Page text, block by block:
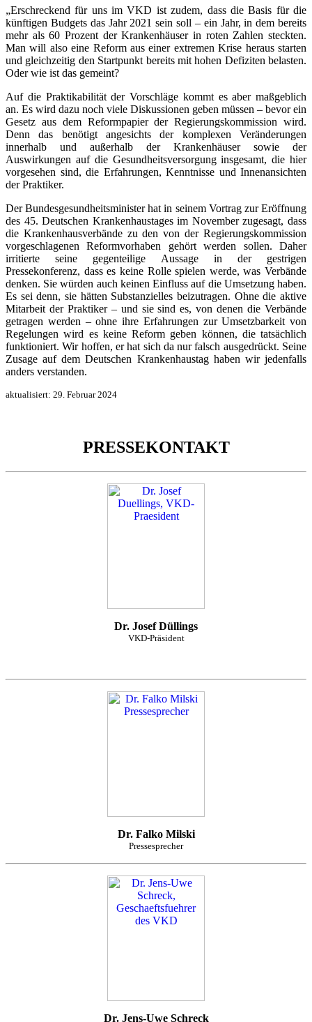
„Erschreckend für uns im VKD ist zudem, dass die Basis für die
künftigen Budgets das Jahr 2021 sein soll – ein Jahr, in dem bereits
mehr als 60 Prozent der Krankenhäuser in roten Zahlen steckten.
Man will also eine Reform aus einer extremen Krise heraus starten
und gleichzeitig den Startpunkt bereits mit hohen Defiziten belasten.
Oder wie ist das gemeint?
Auf die Praktikabilität der Vorschläge kommt es aber maßgeblich
an. Es wird dazu noch viele Diskussionen geben müssen – bevor ein
Gesetz aus dem Reformpapier der Regierungskommission wird.
Denn das benötigt angesichts der komplexen Veränderungen
innerhalb und außerhalb der Krankenhäuser sowie der
Auswirkungen auf die Gesundheitsversorgung insgesamt, die hier
vorgesehen sind, die Erfahrungen, Kenntnisse und Innenansichten
der Praktiker.
Der Bundesgesundheitsminister hat in seinem Vortrag zur Eröffnung
des 45. Deutschen Krankenhaustages im November zugesagt, dass
die Krankenhausverbände zu den von der Regierungskommission
vorgeschlagenen Reformvorhaben gehört werden sollen. Daher
irritierte seine gegenteilige Aussage in der gestrigen
Pressekonferenz, dass es keine Rolle spielen werde, was Verbände
denken. Sie würden auch keinen Einfluss auf die Umsetzung haben.
Es sei denn, sie hätten Substanzielles beizutragen. Ohne die aktive
Mitarbeit der Praktiker – und sie sind es, von denen die Verbände
getragen werden – ohne ihre Erfahrungen zur Umsetzbarkeit von
Regelungen wird es keine Reform geben können, die tatsächlich
funktioniert. Wir hoffen, er hat sich da nur falsch ausgedrückt. Seine
Zusage auf dem Deutschen Krankenhaustag haben wir jedenfalls
anders verstanden.
aktualisiert: 29. Februar 2024
PRESSEKONTAKT
Dr. Josef Düllings
VKD-Präsident
Dr. Falko Milski
Pressesprecher
Dr. Jens-Uwe Schreck